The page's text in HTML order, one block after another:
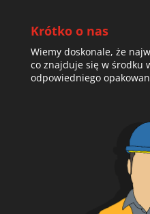
Krótko o nas
Wiemy doskonale, że
co znajduje się w środku
odpowiedniego